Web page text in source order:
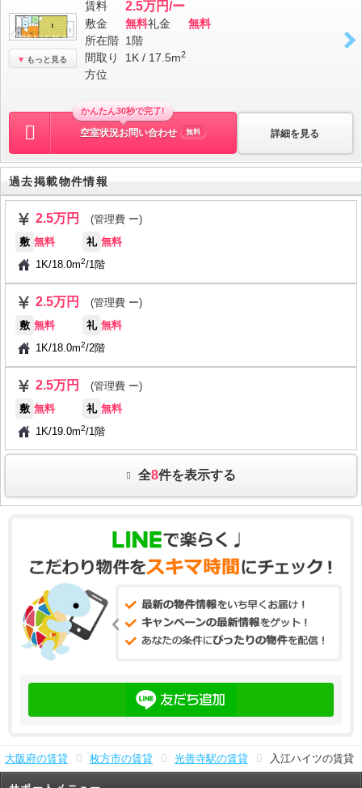
もっと見る
賃料 2.5万円/ー
敷金 無料礼金
無料
所在階 1階
間取り
1K / 17.5m2
方位
詳細を見る
かんたん30秒で完了!
空室状況お問い合わせ 無料
過去掲載物件情報
2.5万円
(管理費 ー)
敷 無料 礼 無料
1K/18.0m2/1階
2.5万円
(管理費 ー)
敷 無料 礼 無料
1K/18.0m2/2階
2.5万円
(管理費 ー)
敷 無料 礼 無料
1K/19.0m2/1階
全8件を表示する
大阪府の賃貸 枚方市の賃貸 光善寺駅の賃貸 入江ハイツの賃貸